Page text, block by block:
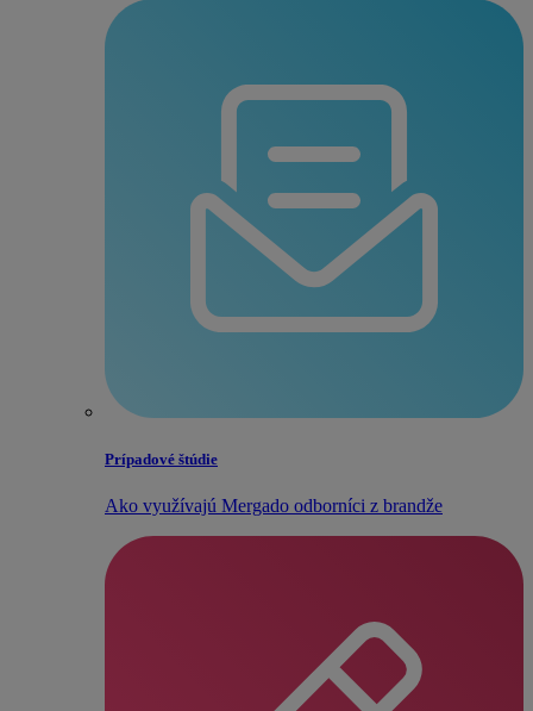
Prípadové štúdie
Ako využívajú Mergado odborníci z brandže